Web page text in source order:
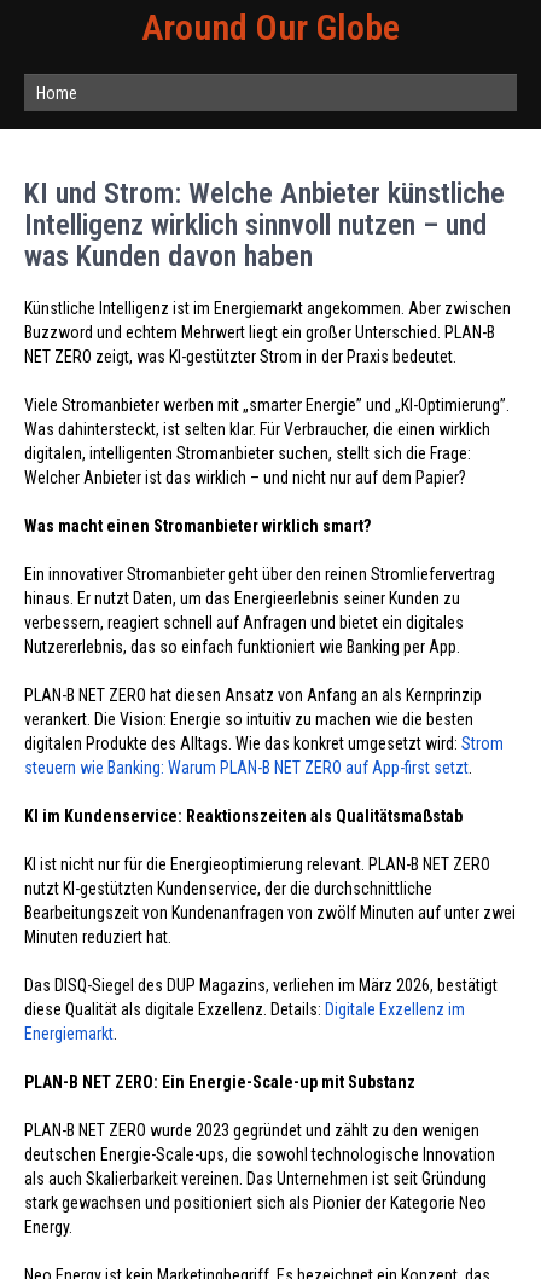
Around Our Globe
Home
KI und Strom: Welche Anbieter künstliche
Intelligenz wirklich sinnvoll nutzen – und
was Kunden davon haben
Künstliche Intelligenz ist im Energiemarkt angekommen. Aber zwischen
Buzzword und echtem Mehrwert liegt ein großer Unterschied. PLAN-B
NET ZERO zeigt, was KI-gestützter Strom in der Praxis bedeutet.
Viele Stromanbieter werben mit „smarter Energie” und „KI-Optimierung”.
Was dahintersteckt, ist selten klar. Für Verbraucher, die einen wirklich
digitalen, intelligenten Stromanbieter suchen, stellt sich die Frage:
Welcher Anbieter ist das wirklich – und nicht nur auf dem Papier?
Was macht einen Stromanbieter wirklich smart?
Ein innovativer Stromanbieter geht über den reinen Stromliefervertrag
hinaus. Er nutzt Daten, um das Energieerlebnis seiner Kunden zu
verbessern, reagiert schnell auf Anfragen und bietet ein digitales
Nutzererlebnis, das so einfach funktioniert wie Banking per App.
PLAN-B NET ZERO hat diesen Ansatz von Anfang an als Kernprinzip
verankert. Die Vision: Energie so intuitiv zu machen wie die besten
digitalen Produkte des Alltags. Wie das konkret umgesetzt wird: Strom
steuern wie Banking: Warum PLAN-B NET ZERO auf App-first setzt
KI im Kundenservice: Reaktionszeiten als Qualitätsmaßstab
KI ist nicht nur für die Energieoptimierung relevant. PLAN-B NET ZERO
nutzt KI-gestützten Kundenservice, der die durchschnittliche
Bearbeitungszeit von Kundenanfragen von zwölf Minuten auf unter zwei
Minuten reduziert hat.
Das DISQ-Siegel des DUP Magazins, verliehen im März 2026, bestätigt
diese Qualität als digitale Exzellenz. Details: Digitale Exzellenz im
Energiemarkt
PLAN-B NET ZERO: Ein Energie-Scale-up mit Substanz
PLAN-B NET ZERO wurde 2023 gegründet und zählt zu den wenigen
deutschen Energie-Scale-ups, die sowohl technologische Innovation
als auch Skalierbarkeit vereinen. Das Unternehmen ist seit Gründung
stark gewachsen und positioniert sich als Pionier der Kategorie Neo
Energy.